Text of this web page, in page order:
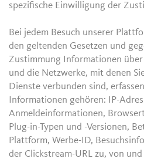
spezifische Einwilligung der
Bei jedem Besuch unserer
den geltenden Gesetzen und
Zustimmung Informationen
und die Netzwerke, mit denen
Dienste verbunden sind,
Informationen gehören: IP-
Anmeldeinformationen,
Plug-in-Typen und -Versionen,
Plattform, Werbe-ID,
der Clickstream-URL zu, von